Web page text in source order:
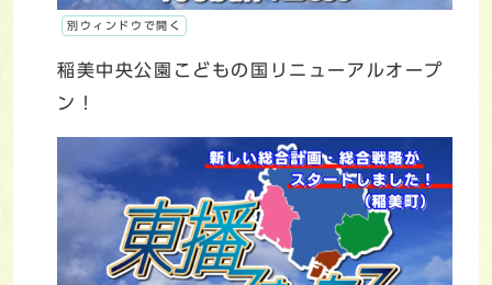
別ウィンドウで開く
稲美中央公園こどもの国リニューアルオープ
ン！